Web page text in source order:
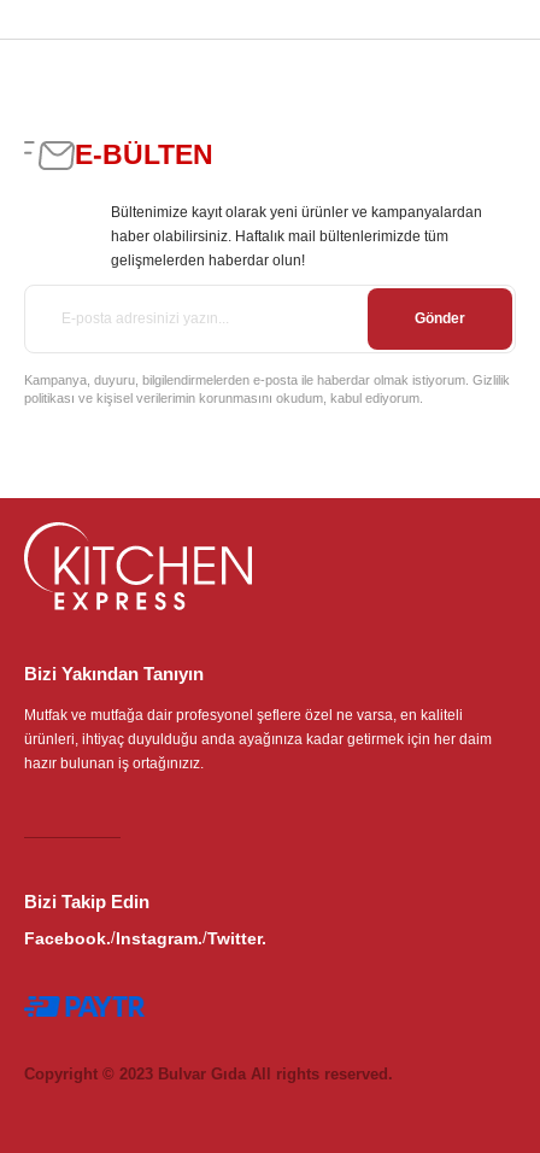
E-BÜLTEN
Bültenimize kayıt olarak yeni ürünler ve kampanyalardan
haber olabilirsiniz. Haftalık mail bültenlerimizde tüm
gelişmelerden haberdar olun!
Gönder
Kampanya, duyuru, bilgilendirmelerden e-posta ile haberdar olmak istiyorum. Gizlilik
politikası ve kişisel verilerimin korunmasını okudum, kabul ediyorum.
Bizi Yakından Tanıyın
Mutfak ve mutfağa dair profesyonel şeflere özel ne varsa, en kaliteli
ürünleri, ihtiyaç duyulduğu anda ayağınıza kadar getirmek için her daim
hazır bulunan iş ortağınızız.
Bizi Takip Edin
Facebook./Instagram./Twitter.
Copyright © 2023 Bulvar Gıda All rights reserved.